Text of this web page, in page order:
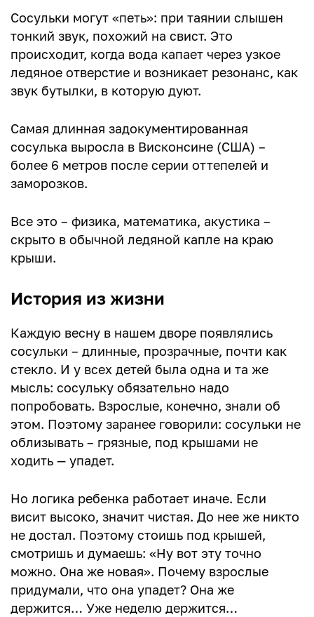
Сосульки могут «петь»: при таянии слышен
тонкий звук, похожий на свист. Это
происходит, когда вода капает через узкое
ледяное отверстие и возникает резонанс, как
звук бутылки, в которую дуют.
Самая длинная задокументированная
сосулька выросла в Висконсине (США) –
более 6 метров после серии оттепелей и
заморозков.
Все это – физика, математика, акустика –
скрыто в обычной ледяной капле на краю
крыши.
История из жизни
Каждую весну в нашем дворе появлялись
сосульки – длинные, прозрачные, почти как
стекло. И у всех детей была одна и та же
мысль: сосульку обязательно надо
попробовать. Взрослые, конечно, знали об
этом. Поэтому заранее говорили: сосульки не
облизывать – грязные, под крышами не
ходить — упадет.
Но логика ребенка работает иначе. Если
висит высоко, значит чистая. До нее же никто
не достал. Поэтому стоишь под крышей,
смотришь и думаешь: «Ну вот эту точно
можно. Она же новая». Почему взрослые
придумали, что она упадет? Она же
держится… Уже неделю держится…